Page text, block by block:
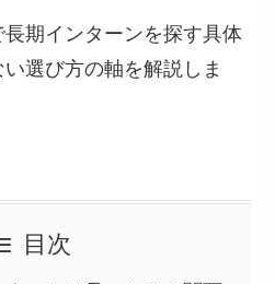
期インターンを探す具体
選び方の軸を解説しま
目次